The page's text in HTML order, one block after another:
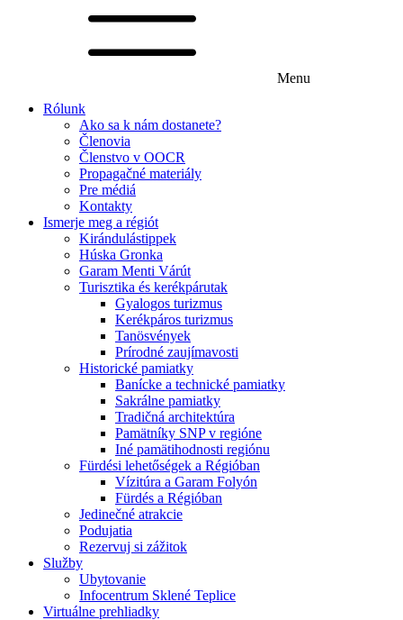
Menu
Rólunk
Ako sa k nám dostanete?
Členovia
Členstvo v OOCR
Propagačné materiály
Pre médiá
Kontakty
Ismerje meg a régiót
Kirándulástippek
Húska Gronka
Garam Menti Várút
Turisztika és kerékpárutak
Gyalogos turizmus
Kerékpáros turizmus
Tanösvények
Prírodné zaujímavosti
Historické pamiatky
Banícke a technické pamiatky
Sakrálne pamiatky
Tradičná architektúra
Pamätníky SNP v regióne
Iné pamätihodnosti regiónu
Fürdési lehetőségek a Régióban
Vízitúra a Garam Folyón
Fürdés a Régióban
Jedinečné atrakcie
Podujatia
Rezervuj si zážitok
Služby
Ubytovanie
Infocentrum Sklené Teplice
Virtuálne prehliadky